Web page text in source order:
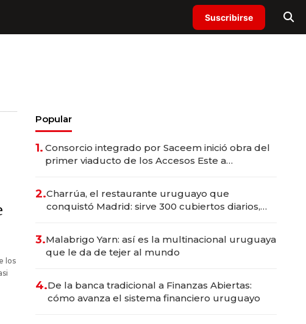
Suscribirse
los
Popular
1. Consorcio integrado por Saceem inició obra del
primer viaducto de los Accesos Este a
2.Charrúa, el restaurante uruguayo que
conquistó Madrid: sirve 300 cubiertos diarios,
3.Malabrigo Yarn: así es la multinacional uruguaya
que le da de tejer al mundo
4.De la banca tradicional a Finanzas Abiertas:
cómo avanza el sistema financiero uruguayo